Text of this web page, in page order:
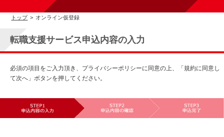
トップ > オンライン仮登録
転職支援サービス申込内容の入力
必須の項目をご入力頂き、プライバシーポリシーに同意の上、「規約に同意し
て次へ」ボタンを押してください。